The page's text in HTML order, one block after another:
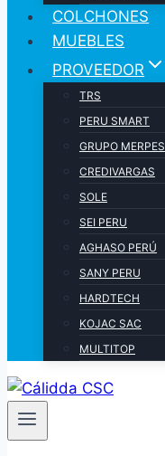
COLCHONES
MUEBLES
PROVEEDOR
TRS
PERU SMART
GRUPO MERPES
CREDIVARGAS
SOLE
SEI PERU
AGHASO PERÚ
SANY PERU
HARDTECH
KOJAC SAC
MULTITOP